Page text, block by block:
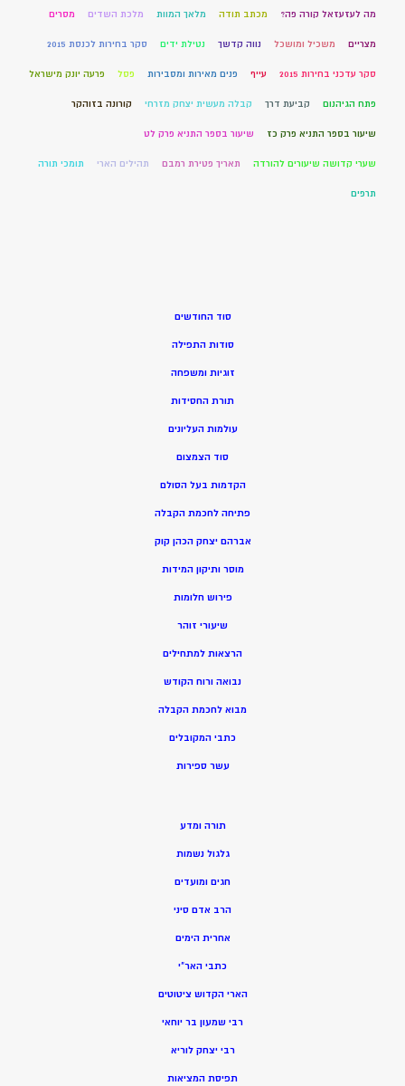
מה לעזעזאל קורה פה? מכתב תודה מלאך המוות מלכת השדים מסרים
מצריים משכיל ומושכל נווה קדשך נטילת ידים סקר בחירות לכנסת 2015
סקר עדכני בחירות 2015 עייף פנים מאירות ומסבירות פסל פרעה יונק מישראל
פתח הגיהנום קביעת דרך קבלה מעשית יצחק מזרחי קורונה בזוהקר
שיעור בספר התניא פרק כז שיעור בספר התניא פרק לט
שערי קדושה שיעורים להורדה תאריך פטירת רמבם תהילים הארי תומכי תורה
תרפים
סוד החודשים
סודות התפילה
זוגיות ומשפחה
תורת החסידות
עולמות העליונים
סוד הצמצום
הקדמות בעל הסולם
פתיחה לחכמת הקבלה
אברהם יצחק הכהן קוק
מוסר ותיקון המידות
פירוש חלומות
שיעורי זוהר
הרצאות למתחילים
נבואה ורוח הקודש
מבוא לחכמת הקבלה
כתבי המקובלים
עשר ספירות
תורה ומדע
גלגול נשמות
חגים ומועדים
הרב אדם סיני
אחרית הימים
כתבי האר”י
הארי הקדוש ציטוטים
רבי שמעון בר יוחאי
רבי יצחק לוריא
תפיסת המציאות